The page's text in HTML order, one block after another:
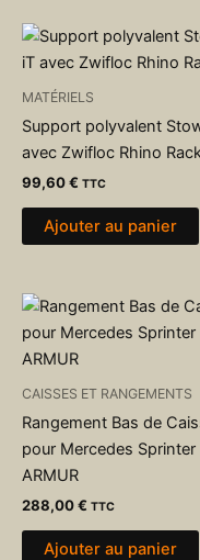
MATÉRIELS
Support polyvalent
avec Zwifloc Rhino
99,60€ TTC
Ajouter au panier
CAISSES ET RANGEMENTS
Rangement Bas de
pour Mercedes Sprinter |
ARMUR
288,00€ TTC
Ajouter au panier